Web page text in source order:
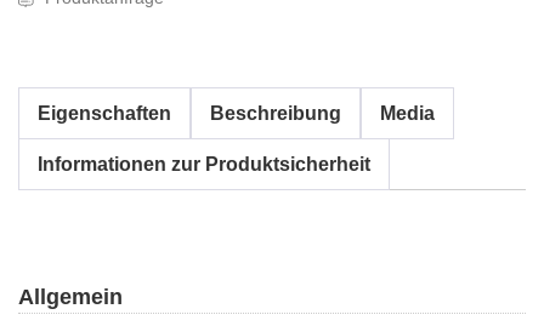
Eigenschaften Beschreibung Media
Informationen zur Produktsicherheit
Allgemein